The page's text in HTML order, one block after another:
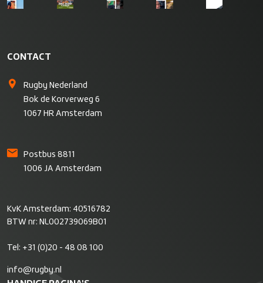
CONTACT
Rugby Nederland
Bok de Korverweg 6
1067 HR Amsterdam
Postbus 8811
1006 JA Amsterdam
KvK Amsterdam: 40516782
BTW nr: NL002739069B01
Tel: +31 (0)20 - 48 08 100
info@rugby.nl